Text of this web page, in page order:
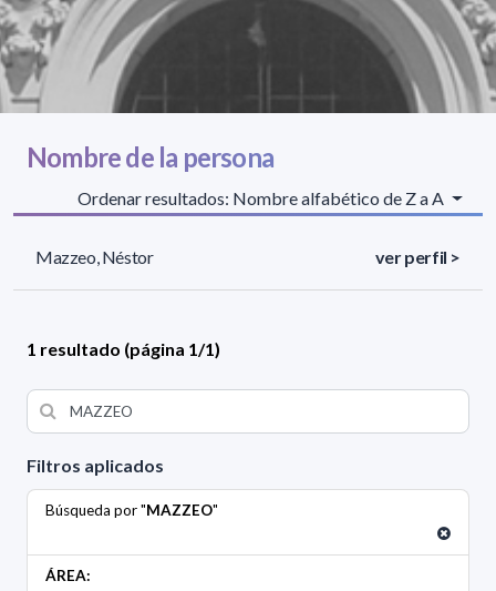
Filtros aplicados
Búsqueda por "MAZZEO"
ÁREA:
Nombre de la persona
Ordenar resultados: Nombre alfabético de Z a A
Mazzeo, Néstor ver perfil >
1 resultado (página 1/1)